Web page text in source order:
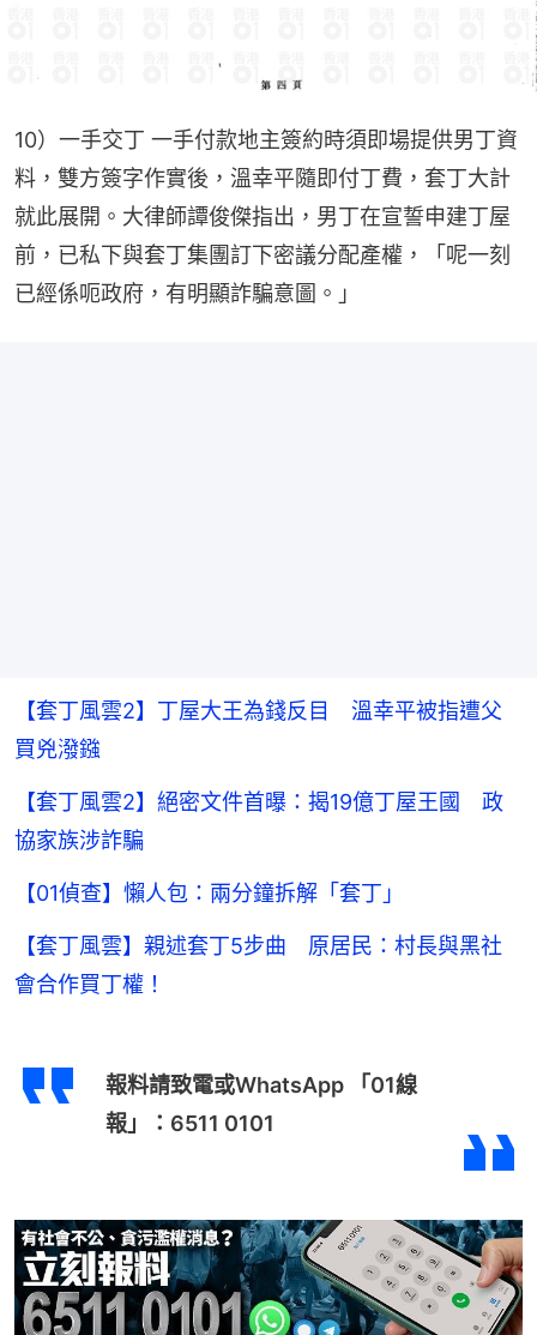
10）一手交丁 一手付款地主簽約時須即場提供男丁資
料，雙方簽字作實後，溫幸平隨即付丁費，套丁大計
就此展開。大律師譚俊傑指出，男丁在宣誓申建丁屋
前，已私下與套丁集團訂下密議分配產權，「呢一刻
已經係呃政府，有明顯詐騙意圖。」
【套丁風雲2】丁屋大王為錢反目 溫幸平被指遭父
買兇潑鏹
【套丁風雲2】絕密文件首曝：揭19億丁屋王國 政
協家族涉詐騙
【01偵查】懶人包：兩分鐘拆解「套丁」
【套丁風雲】親述套丁5步曲 原居民：村長與黑社
會合作買丁權！
報料請致電或WhatsApp 「01線
報」：6511 0101